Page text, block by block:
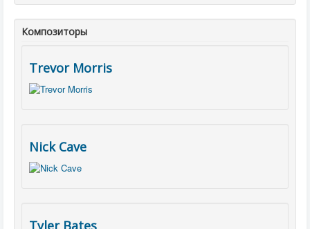
Композиторы
Trevor Morris
Nick Cave
Tyler Bates